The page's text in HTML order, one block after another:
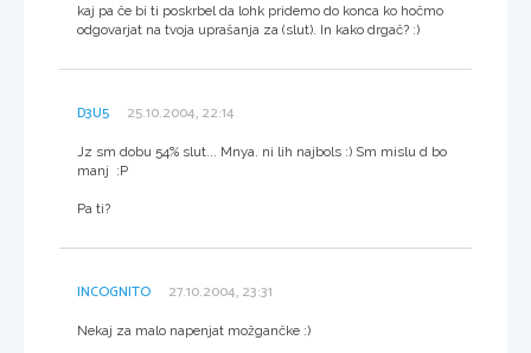
kaj pa če bi ti poskrbel da lohk pridemo do konca ko hočmo
odgovarjat na tvoja uprašanja za (slut). In kako drgač? :)
D3U5 25.10.2004, 22:14
Jz sm dobu 54% slut... Mnya. ni lih najbols :) Sm mislu d bo
manj :P
Pa ti?
INCOGNITO 27.10.2004, 23:31
Nekaj za malo napenjat možgančke :)